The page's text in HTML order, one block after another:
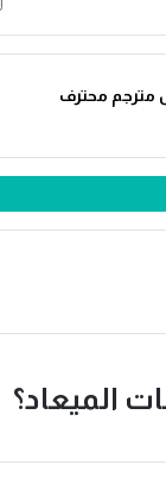
مترجم محترف
الميعاد؟